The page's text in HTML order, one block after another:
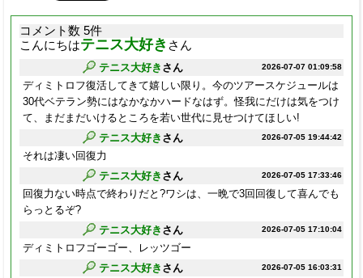
コメント数 5件
こんにちはテニス大好き さん
2026-07-07 01:09:58
テニス大好き さん
ディミトロフ復活してきて嬉しい限り。今のツアースケジュールは
30代ベテラン勢にはなかなかハードなはず。怪我にだけは気をつけ
て、まだまだいけるところを若い世代に見せつけてほしい!
2026-07-05 19:44:42
テニス大好き さん
それは凄い回復力
2026-07-05 17:33:46
テニス大好き さん
回復力ない時点で終わりだと?ワシは、一晩で3回回復して喜んでも
らっとるぞ?
2026-07-05 17:10:04
テニス大好き さん
ディミトロフゴーゴー、レッツゴー
2026-07-05 16:03:31
テニス大好き さん